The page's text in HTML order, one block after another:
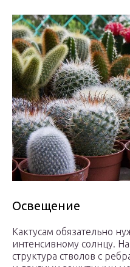
Освещение
Кактусам обязательно
интенсивному солнцу.
структура стволов с